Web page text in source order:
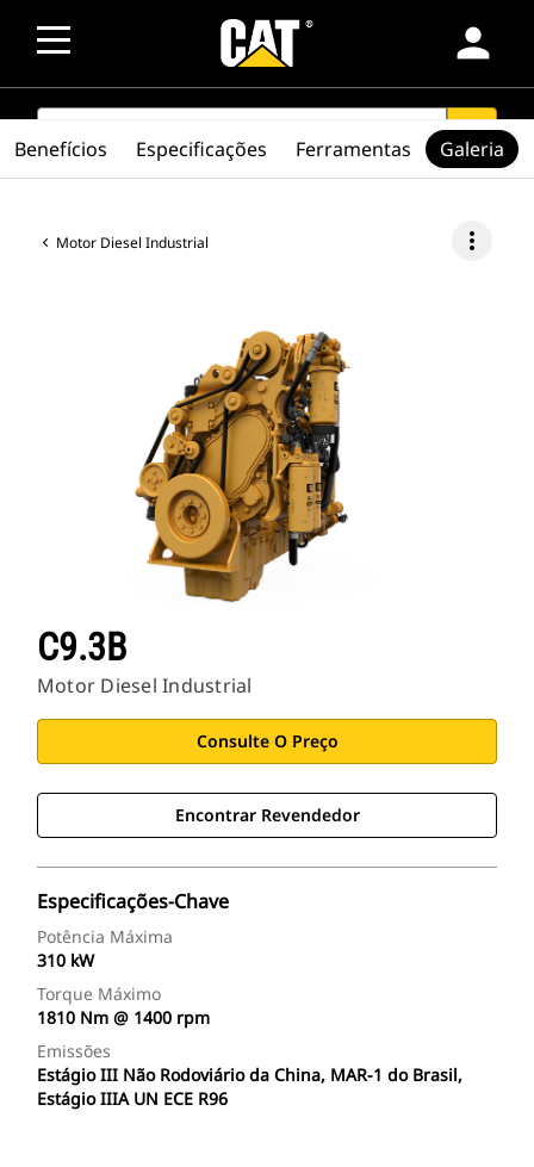
person
SEARCH search
Motor Diesel Industrial more_vert
C9.3B
Motor Diesel Industrial
Consulte O Preço
Encontrar Revendedor
Especificações-Chave
Potência Máxima
310 kW
Torque Máximo
1810 Nm @ 1400 rpm
Emissões
Estágio III Não Rodoviário da China, MAR-1 do Brasil,
Estágio IIIA UN ECE R96
Benefícios Especificações Ferramentas Galeria